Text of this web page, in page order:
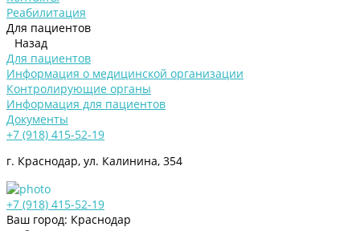
Реабилитация
Для пациентов
Назад
Для пациентов
Информация о медицинской организации
Контролирующие органы
Информация для пациентов
Документы
+7 (918) 415-52-19
г. Краснодар, ул. Калинина, 354
+7 (918) 415-52-19
Ваш город: Краснодар